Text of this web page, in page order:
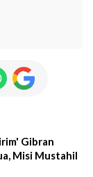
Gibran
Misi Mustahil